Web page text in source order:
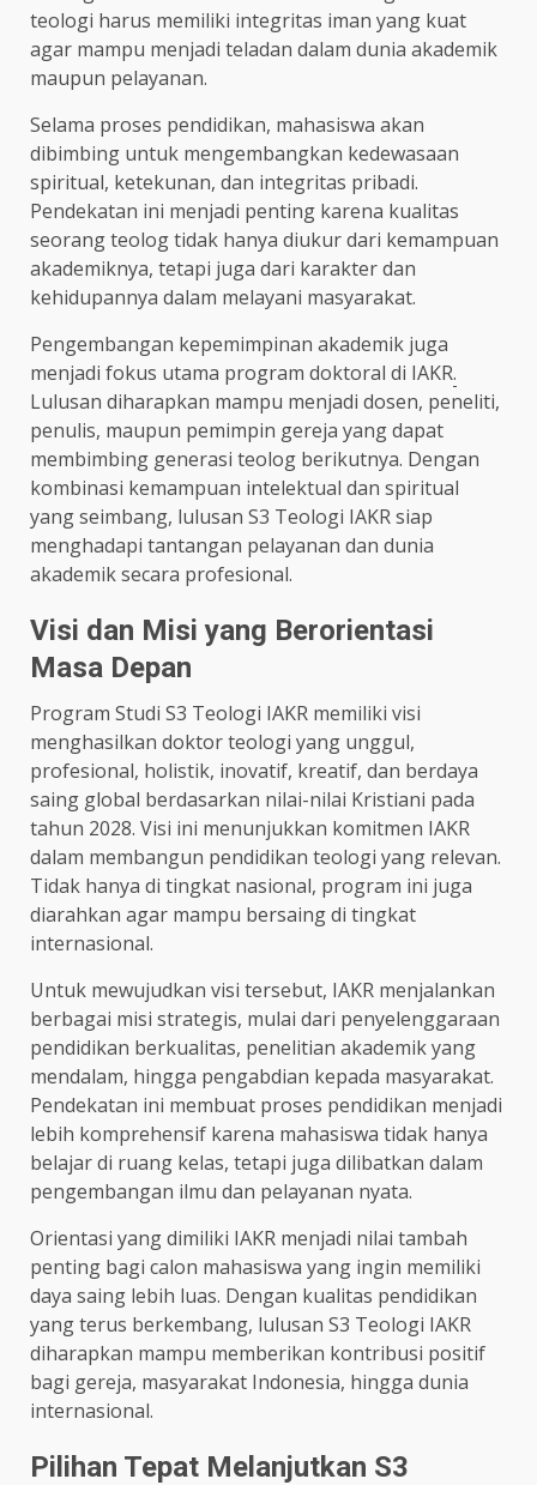
teologi harus memiliki integritas iman yang kuat
agar mampu menjadi teladan dalam dunia akademik
maupun pelayanan.
Selama proses pendidikan, mahasiswa akan
dibimbing untuk mengembangkan kedewasaan
spiritual, ketekunan, dan integritas pribadi.
Pendekatan ini menjadi penting karena kualitas
seorang teolog tidak hanya diukur dari kemampuan
akademiknya, tetapi juga dari karakter dan
kehidupannya dalam melayani masyarakat.
Pengembangan kepemimpinan akademik juga
menjadi fokus utama program doktoral di IAKR.
Lulusan diharapkan mampu menjadi dosen, peneliti,
penulis, maupun pemimpin gereja yang dapat
membimbing generasi teolog berikutnya. Dengan
kombinasi kemampuan intelektual dan spiritual
yang seimbang, lulusan S3 Teologi IAKR siap
menghadapi tantangan pelayanan dan dunia
akademik secara profesional.
Visi dan Misi yang Berorientasi
Masa Depan
Program Studi S3 Teologi IAKR memiliki visi
menghasilkan doktor teologi yang unggul,
profesional, holistik, inovatif, kreatif, dan berdaya
saing global berdasarkan nilai-nilai Kristiani pada
tahun 2028. Visi ini menunjukkan komitmen IAKR
dalam membangun pendidikan teologi yang relevan.
Tidak hanya di tingkat nasional, program ini juga
diarahkan agar mampu bersaing di tingkat
internasional.
Untuk mewujudkan visi tersebut, IAKR menjalankan
berbagai misi strategis, mulai dari penyelenggaraan
pendidikan berkualitas, penelitian akademik yang
mendalam, hingga pengabdian kepada masyarakat.
Pendekatan ini membuat proses pendidikan menjadi
lebih komprehensif karena mahasiswa tidak hanya
belajar di ruang kelas, tetapi juga dilibatkan dalam
pengembangan ilmu dan pelayanan nyata.
Orientasi yang dimiliki IAKR menjadi nilai tambah
penting bagi calon mahasiswa yang ingin memiliki
daya saing lebih luas. Dengan kualitas pendidikan
yang terus berkembang, lulusan S3 Teologi IAKR
diharapkan mampu memberikan kontribusi positif
bagi gereja, masyarakat Indonesia, hingga dunia
internasional.
Pilihan Tepat Melanjutkan S3